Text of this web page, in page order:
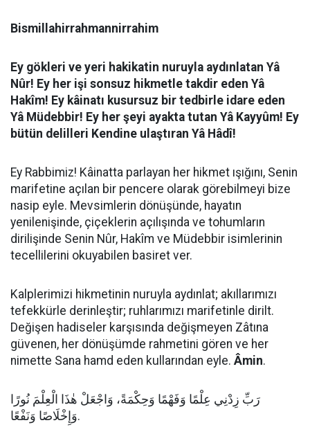
Bismillahirrahmannirrahim
Ey gökleri ve yeri hakikatin nuruyla aydınlatan Yâ
Nûr! Ey her işi sonsuz hikmetle takdir eden Yâ
Hakîm! Ey kâinatı kusursuz bir tedbirle idare eden
Yâ Müdebbir! Ey her şeyi ayakta tutan Yâ Kayyûm! Ey
bütün delilleri Kendine ulaştıran Yâ Hâdî!
Ey Rabbimiz! Kâinatta parlayan her hikmet ışığını, Senin
marifetine açılan bir pencere olarak görebilmeyi bize
nasip eyle. Mevsimlerin dönüşünde, hayatın
yenilenişinde, çiçeklerin açılışında ve tohumların
dirilişinde Senin Nûr, Hakîm ve Müdebbir isimlerinin
tecellilerini okuyabilen basiret ver.
Kalplerimizi hikmetinin nuruyla aydınlat; akıllarımızı
tefekkürle derinleştir; ruhlarımızı marifetinle dirilt.
Değişen hadiseler karşısında değişmeyen Zâtına
güvenen, her dönüşümde rahmetini gören ve her
nimette Sana hamd eden kullarından eyle. Âmin.
رَبِّ زِدْنِي عِلْمًا وَفَهْمًا وَحِكْمَةً، وَاجْعَلْ هٰذَا الْعِلْمَ نُورًا
وَإِخْلَاصًا وَنَفْعًا.